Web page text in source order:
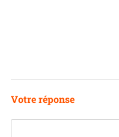
Votre réponse